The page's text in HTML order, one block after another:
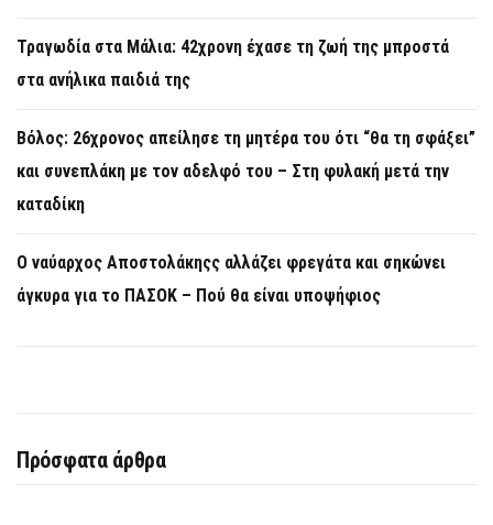
Τραγωδία στα Μάλια: 42χρονη έχασε τη ζωή της μπροστά
στα ανήλικα παιδιά της
Βόλος: 26χρονος απείλησε τη μητέρα του ότι “θα τη σφάξει”
και συνεπλάκη με τον αδελφό του – Στη φυλακή μετά την
καταδίκη
Ο ναύαρχος Αποστολάκηςς αλλάζει φρεγάτα και σηκώνει
άγκυρα για το ΠΑΣΟΚ – Πού θα είναι υποψήφιος
Πρόσφατα άρθρα